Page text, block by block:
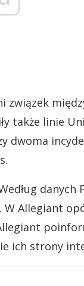
związek
także linie
dwoma
W Allegiant
ich strony